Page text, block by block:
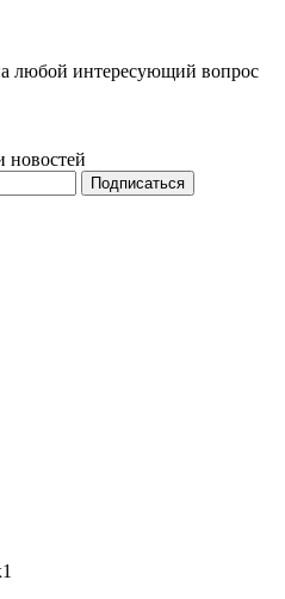
любой интересующий вопрос
новостей
Подписаться